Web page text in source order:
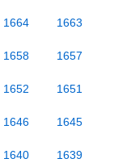
1664 1663
1658 1657
1652 1651
1646 1645
1640 1639